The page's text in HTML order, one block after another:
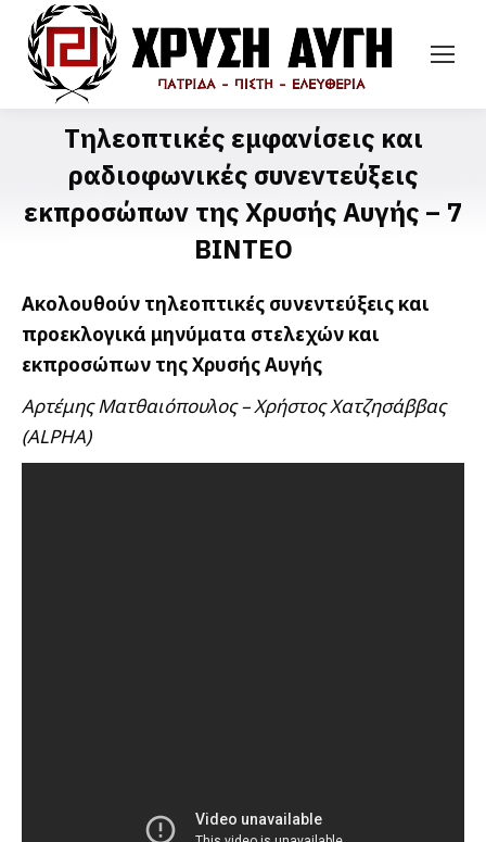
Τηλεοπτικές εμφανίσεις και
ραδιοφωνικές συνεντεύξεις
εκπροσώπων της Χρυσής Αυγής – 7
ΒΙΝΤΕΟ
Ακολουθούν τηλεοπτικές συνεντεύξεις και
προεκλογικά μηνύματα στελεχών και
εκπροσώπων της Χρυσής Αυγής
Αρτέμης Ματθαιόπουλος – Χρήστος Χατζησάββας
(ALPHA)